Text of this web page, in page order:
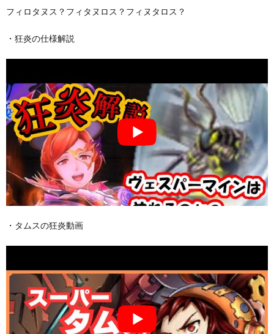
フィロタヌス？フィタヌロス？フィヌタロス？
・狂炎の仕様解説
・タムスの狂炎動画